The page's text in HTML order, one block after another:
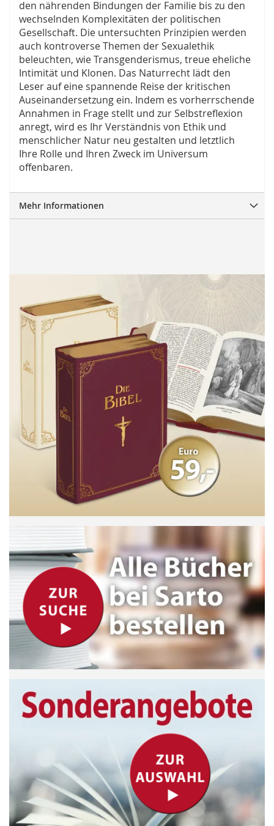
den nährenden Bindungen der Familie bis zu den
wechselnden Komplexitäten der politischen
Gesellschaft. Die untersuchten Prinzipien werden
auch kontroverse Themen der Sexualethik
beleuchten, wie Transgenderismus, treue eheliche
Intimität und Klonen. Das Naturrecht lädt den
Leser auf eine spannende Reise der kritischen
Auseinandersetzung ein. Indem es vorherrschende
Annahmen in Frage stellt und zur Selbstreflexion
anregt, wird es Ihr Verständnis von Ethik und
menschlicher Natur neu gestalten und letztlich
Ihre Rolle und Ihren Zweck im Universum
offenbaren.
Mehr Informationen